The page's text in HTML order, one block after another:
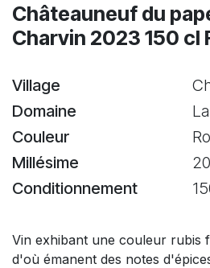
Châteauneuf du
Charvin 2023 150 cl
Village
Domaine
Couleur
Millésime
Conditionnement
Vin exhibant une couleur rubis
d'où émanent des notes